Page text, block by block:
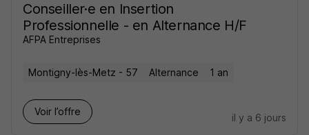
Conseiller·e en Insertion
Professionnelle - en Alternance H/F
AFPA Entreprises
Montigny-lès-Metz - 57 Alternance 1 an
Voir l’offre
il y a 6 jours